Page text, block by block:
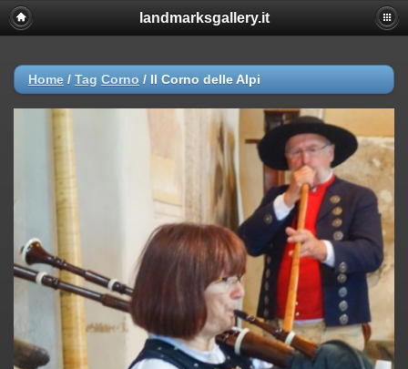
landmarksgallery.it
Home / Tag Corno / Il Corno delle Alpi